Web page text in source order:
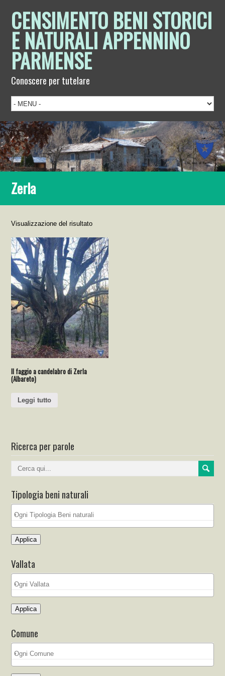
CENSIMENTO BENI STORICI
E NATURALI APPENNINO
PARMENSE
Conoscere per tutelare
Zerla
Visualizzazione del risultato
Il faggio a candelabro di Zerla
(Albareto)
Leggi tutto
Ricerca per parole
Tipologia beni naturali
Applica
Vallata
Applica
Comune